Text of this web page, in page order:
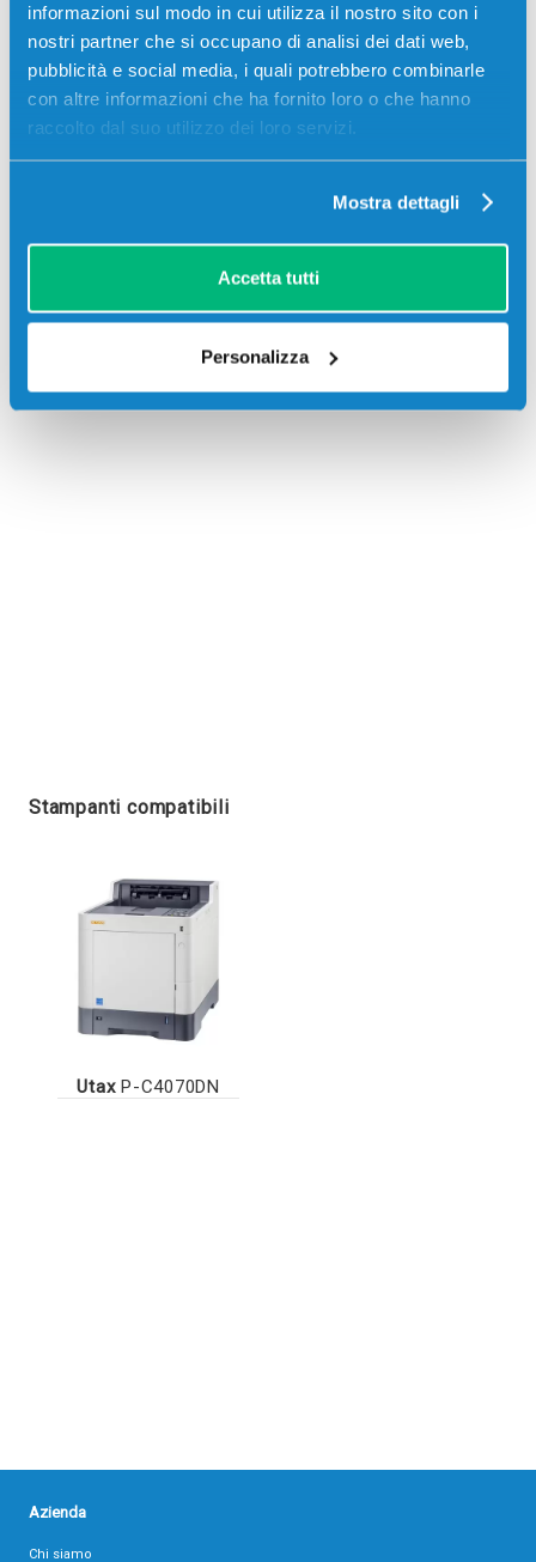
informazioni sul modo in cui utilizza il nostro sito con i
nostri partner che si occupano di analisi dei dati web,
pubblicità e social media, i quali potrebbero combinarle
con altre informazioni che ha fornito loro o che hanno
raccolto dal suo utilizzo dei loro servizi.
Mostra dettagli
Accetta tutti
Personalizza
Descrizione
Toner originale Utax 1T02NTCUT0 PK5013C CIANO
12000 pagine per Stampanti: Utax P-C4070DN
Stampanti compatibili
UtaxP-C4070DN
Azienda
Chi siamo